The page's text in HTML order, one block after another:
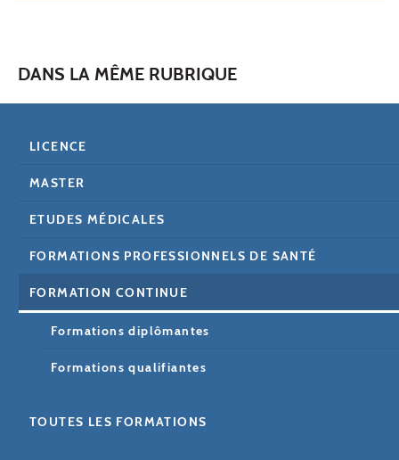
DANS LA MÊME RUBRIQUE
LICENCE
MASTER
ETUDES MÉDICALES
FORMATIONS PROFESSIONNELS DE SANTÉ
FORMATION CONTINUE
Formations diplômantes
Formations qualifiantes
TOUTES LES FORMATIONS